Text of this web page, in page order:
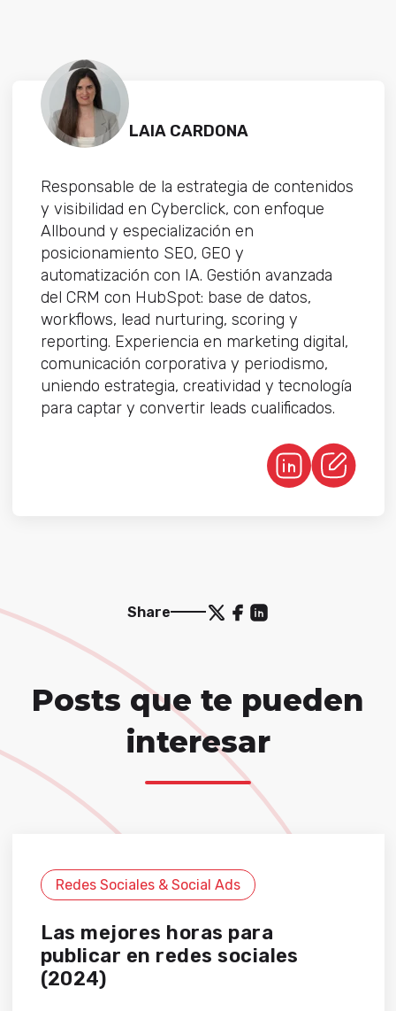
LAIA CARDONA
Responsable de la estrategia de contenidos
y visibilidad en Cyberclick, con enfoque
Allbound y especialización en
posicionamiento SEO, GEO y
automatización con IA. Gestión avanzada
del CRM con HubSpot: base de datos,
workflows, lead nurturing, scoring y
reporting. Experiencia en marketing digital,
comunicación corporativa y periodismo,
uniendo estrategia, creatividad y tecnología
para captar y convertir leads cualificados.
Share
Posts que te pueden
interesar
Redes Sociales & Social Ads
Las mejores horas para
publicar en redes sociales
(2024)